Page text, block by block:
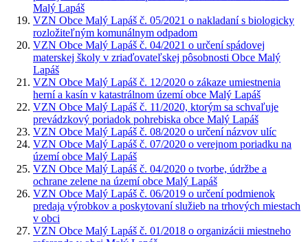
Malý Lapáš
VZN Obce Malý Lapáš č. 05/2021 o nakladaní s biologicky
rozložiteľným komunálnym odpadom
VZN Obce Malý Lapáš č. 04/2021 o určení spádovej
materskej školy v zriaďovateľskej pôsobnosti Obce Malý
Lapáš
VZN Obce Malý Lapáš č. 12/2020 o zákaze umiestnenia
herní a kasín v katastrálnom území obce Malý Lapáš
VZN Obce Malý Lapáš č. 11/2020, ktorým sa schvaľuje
prevádzkový poriadok pohrebiska obce Malý Lapáš
VZN Obce Malý Lapáš č. 08/2020 o určení názvov ulíc
VZN Obce Malý Lapáš č. 07/2020 o verejnom poriadku na
území obce Malý Lapáš
VZN Obce Malý Lapáš č. 04/2020 o tvorbe, údržbe a
ochrane zelene na území obce Malý Lapáš
VZN Obce Malý Lapáš č. 06/2019 o určení podmienok
predaja výrobkov a poskytovaní služieb na trhových miestach
v obci
VZN Obce Malý Lapáš č. 01/2018 o organizácii miestneho